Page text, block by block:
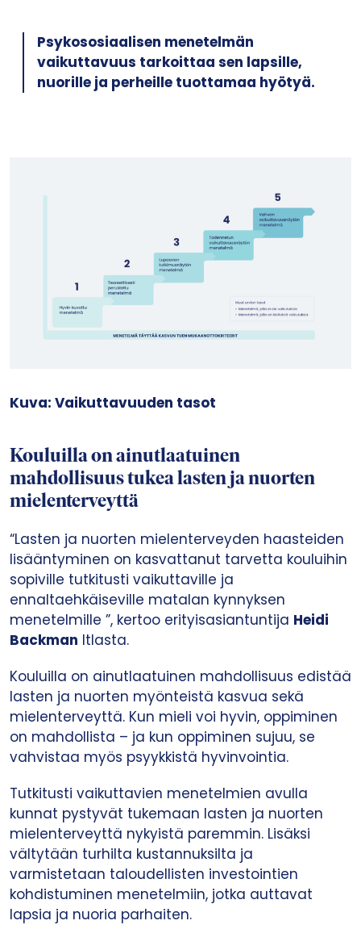
Psykososiaalisen menetelmän
vaikuttavuus tarkoittaa sen lapsille,
nuorille ja perheille tuottamaa hyötyä.
Kuva: Vaikuttavuuden tasot
Kouluilla on ainutlaatuinen
mahdollisuus tukea lasten ja nuorten
mielenterveyttä
“Lasten ja nuorten mielenterveyden haasteiden
lisääntyminen on kasvattanut tarvetta kouluihin
sopiville tutkitusti vaikuttaville ja
ennaltaehkäiseville matalan kynnyksen
menetelmille ”, kertoo erityisasiantuntija Heidi
Backman Itlasta.
Kouluilla on ainutlaatuinen mahdollisuus edistää
lasten ja nuorten myönteistä kasvua sekä
mielenterveyttä. Kun mieli voi hyvin, oppiminen
on mahdollista – ja kun oppiminen sujuu, se
vahvistaa myös psyykkistä hyvinvointia.
Tutkitusti vaikuttavien menetelmien avulla
kunnat pystyvät tukemaan lasten ja nuorten
mielenterveyttä nykyistä paremmin. Lisäksi
vältytään turhilta kustannuksilta ja
varmistetaan taloudellisten investointien
kohdistuminen menetelmiin, jotka auttavat
lapsia ja nuoria parhaiten.